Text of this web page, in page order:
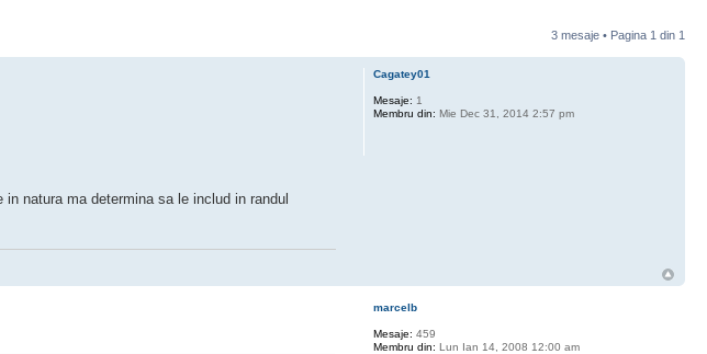
3 mesaje • Pagina 1 din 1
natura ma determina sa le includ in randul
Cagatey01
Mesaje: 1
Membru din: Mie Dec 31, 2014 2:57 pm
marcelb
Mesaje: 459
Membru din: Lun Ian 14, 2008 12:00 am